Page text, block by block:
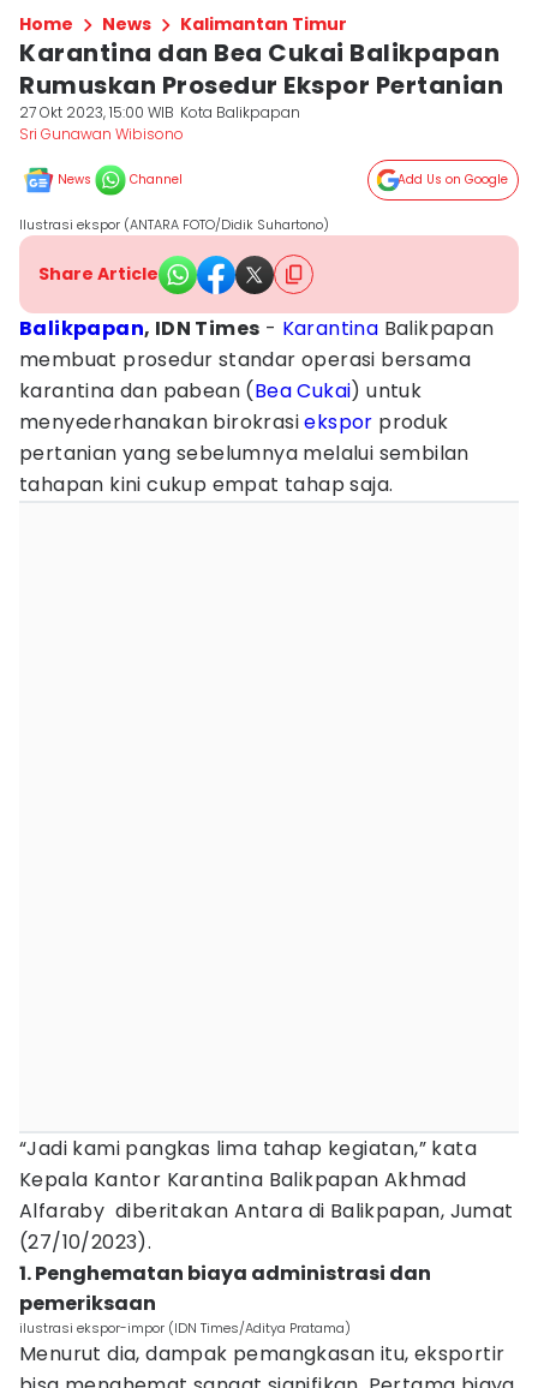
Home News Kalimantan Timur
Karantina dan Bea Cukai Balikpapan
Rumuskan Prosedur Ekspor Pertanian
27 Okt 2023, 15:00 WIB Kota Balikpapan
Sri Gunawan Wibisono
News Channel Add Us on Google
Ilustrasi ekspor (ANTARA FOTO/Didik Suhartono)
Share Article
Balikpapan, IDN Times - Karantina Balikpapan
membuat prosedur standar operasi bersama
karantina dan pabean (Bea Cukai) untuk
menyederhanakan birokrasiekspor produk
pertanian yang sebelumnya melalui sembilan
tahapan kini cukup empat tahap saja.
“Jadi kami pangkas lima tahap kegiatan,” kata
Kepala Kantor Karantina Balikpapan Akhmad
Alfaraby diberitakan Antara di Balikpapan, Jumat
(27/10/2023).
1. Penghematan biaya administrasi dan
pemeriksaan
ilustrasi ekspor-impor (IDN Times/Aditya Pratama)
Menurut dia, dampak pemangkasan itu, eksportir